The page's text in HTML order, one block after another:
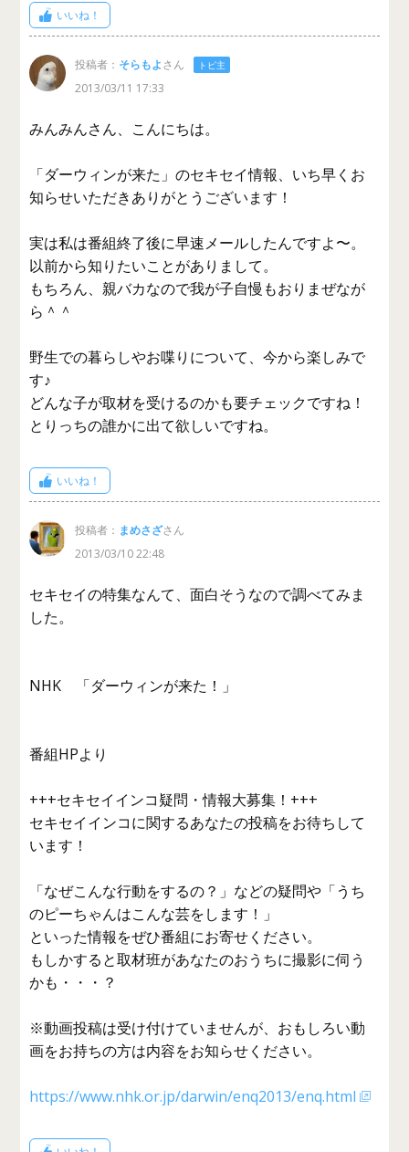
いいね！
投稿者： そらもよさん トピ主
2013/03/11 17:33
みんみんさん、こんにちは。
「ダーウィンが来た」のセキセイ情報、いち早くお
知らせいただきありがとうございます！
実は私は番組終了後に早速メールしたんですよ〜。
以前から知りたいことがありまして。
もちろん、親バカなので我が子自慢もおりまぜなが
ら＾＾
野生での暮らしやお喋りについて、今から楽しみで
す♪
どんな子が取材を受けるのかも要チェックですね！
とりっちの誰かに出て欲しいですね。
いいね！
投稿者： まめさざさん
2013/03/10 22:48
セキセイの特集なんて、面白そうなので調べてみま
した。
NHK 「ダーウィンが来た！」
番組HPより
+++セキセイインコ疑問・情報大募集！+++
セキセイインコに関するあなたの投稿をお待ちして
います！
「なぜこんな行動をするの？」などの疑問や「うち
のピーちゃんはこんな芸をします！」
といった情報をぜひ番組にお寄せください。
もしかすると取材班があなたのおうちに撮影に伺う
かも・・・？
※動画投稿は受け付けていませんが、おもしろい動
画をお持ちの方は内容をお知らせください。
https://www.nhk.or.jp/darwin/enq2013/enq.html